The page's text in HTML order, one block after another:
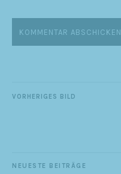
VORHERIGES BILD
NEUESTE BEITRÄGE